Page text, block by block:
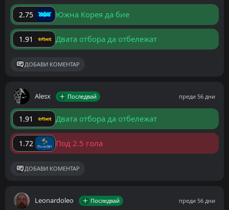
2.75 Южна Корея да бие
1.91 Двата отбора да отбележат
ДОБАВИ КОМЕНТАР
Alesx Последвай преди 56 дни
1.91 Двата отбора да отбележат
1.72 Под 2.5 гола
ДОБАВИ КОМЕНТАР
Leonardoleo Последвай преди 56 дни